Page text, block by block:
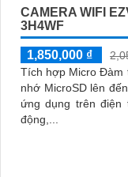
CAMERA WIFI
3H4WF
1,850,000 ₫
Tích hợp Micro Đàm thoại mạng lưới LAN và Wi-Fi Hỗ trợ thẻ
nhớ MicroSD lên
ứng dụng trên điện
động,...